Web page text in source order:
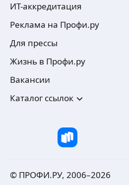
ИТ-аккредитация
Реклама на Профи.ру
Для прессы
Жизнь в Профи.ру
Вакансии
Каталог ссылок
© ПРОФИ.РУ, 2006–2026